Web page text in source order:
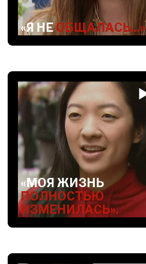
«Я НЕОБЩАЛАСЬ...»
«МОЯ ЖИЗНЬ
ПОЛНОСТЬЮ
ИЗМЕНИЛАСЬ».